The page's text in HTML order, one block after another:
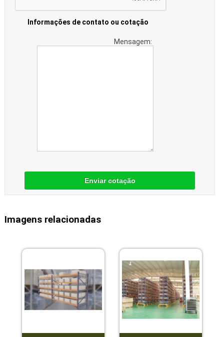
Informações de contato ou cotação
Mensagem:
Enviar cotação
Imagens relacionadas